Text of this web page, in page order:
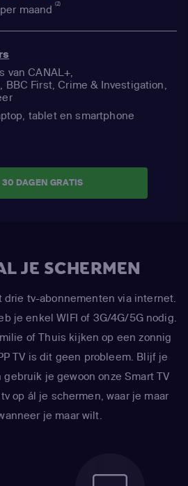
per maand(2)
van CANAL+,
BBC First, Crime & Investigation,
tablet en smartphone
30 DAGEN GRATIS
JE SCHERMEN
drie tv-abonnementen via internet.
je enkel WIFI of 3G/4G/5G nodig.
of Thuis kijken op een zonnig
TV is dit geen probleem. Blijf je
je gewoon onze Smart TV
op ál je schermen, waar je maar
je maar wilt.